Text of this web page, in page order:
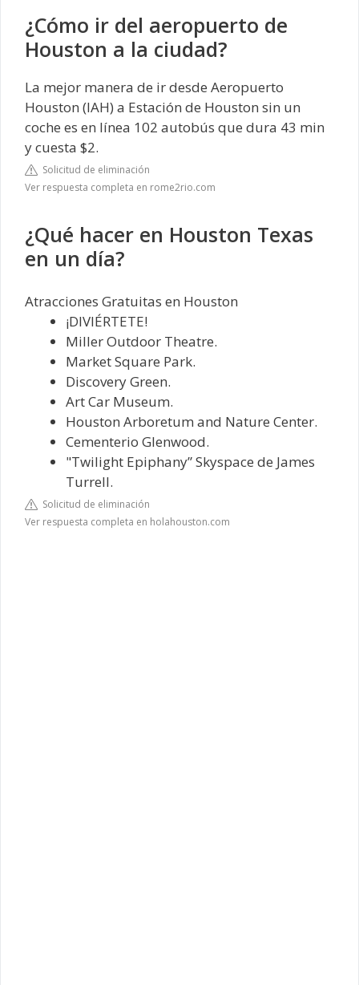
¿Cómo ir del aeropuerto de
Houston a la ciudad?
La mejor manera de ir desde Aeropuerto
Houston (IAH) a Estación de Houston sin un
coche es en línea 102 autobús que dura 43 min
y cuesta $2.
Solicitud de eliminación
Ver respuesta completa en rome2rio.com
¿Qué hacer en Houston Texas
en un día?
Atracciones Gratuitas en Houston
¡DIVIÉRTETE!
Miller Outdoor Theatre.
Market Square Park.
Discovery Green.
Art Car Museum.
Houston Arboretum and Nature Center.
Cementerio Glenwood.
"Twilight Epiphany” Skyspace de James
Turrell.
Solicitud de eliminación
Ver respuesta completa en holahouston.com